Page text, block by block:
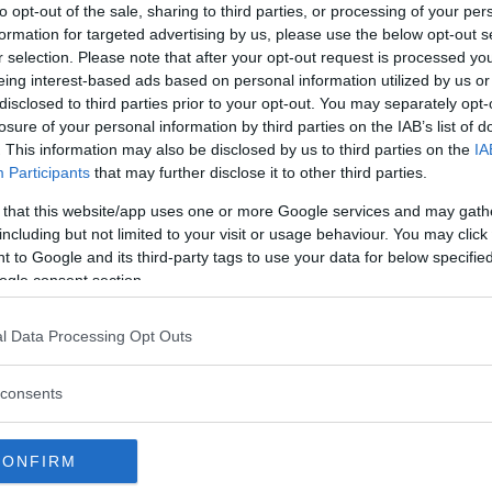
opt-out of the sale, sharing to third parties, or processing of your
for targeted advertising by us, please use the below opt-out
selection. Please note that after your opt-out request is processed
interest-based ads based on personal information utilized by us
to third parties prior to your opt-out. You may separately
of your personal information by third parties on the IAB’s list of
This information may also be disclosed by us to third parties on the
Participants that may further disclose it to other third parties.
that this website/app uses one or more Google services and may
but not limited to your visit or usage behaviour. You may
to Google and its third-party tags to use your data for below
consent section.
Data Processing Opt Outs
Scolatelo e raffreddatelo sotto un getto
una pirofila e sistematevi il riso,
moderato. Fate rinvenire i funghi in acqua
in una padella con poco olio e i
lavateli e fateli a tocchetti. Tagliate
e fate cuocere il tutto, per circa una
funghi. Unitela al riso e passate di nuovo
un uovo e salatelo. Fate scaldare un filo
Preparate una frittatina molto sottile, ben
toglietela dal fuoco, arrotolatela e
Disponete le striscioline di frittata
di cottura. photo credit: